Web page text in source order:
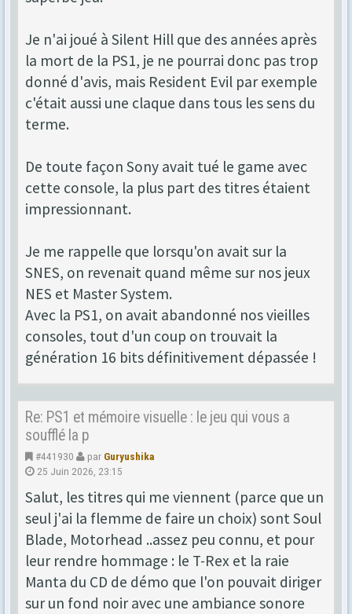
Je n'ai joué à Silent Hill que des années après
la mort de la PS1, je ne pourrai donc pas trop
donné d'avis, mais Resident Evil par exemple
c'était aussi une claque dans tous les sens du
terme.
De toute façon Sony avait tué le game avec
cette console, la plus part des titres étaient
impressionnant.
Je me rappelle que lorsqu'on avait sur la
SNES, on revenait quand même sur nos jeux
NES et Master System.
Avec la PS1, on avait abandonné nos vieilles
consoles, tout d'un coup on trouvait la
génération 16 bits définitivement dépassée !
Re: PS1 et mémoire visuelle : le jeu qui vous a
soufflé la p
#441930 par Guryushika
25 Juin 2026, 23:15
Salut, les titres qui me viennent (parce que un
seul j'ai la flemme de faire un choix) sont Soul
Blade, Motorhead ..assez peu connu, et pour
leur rendre hommage : le T-Rex et la raie
Manta du CD de démo que l'on pouvait diriger
sur un fond noir avec une ambiance sonore